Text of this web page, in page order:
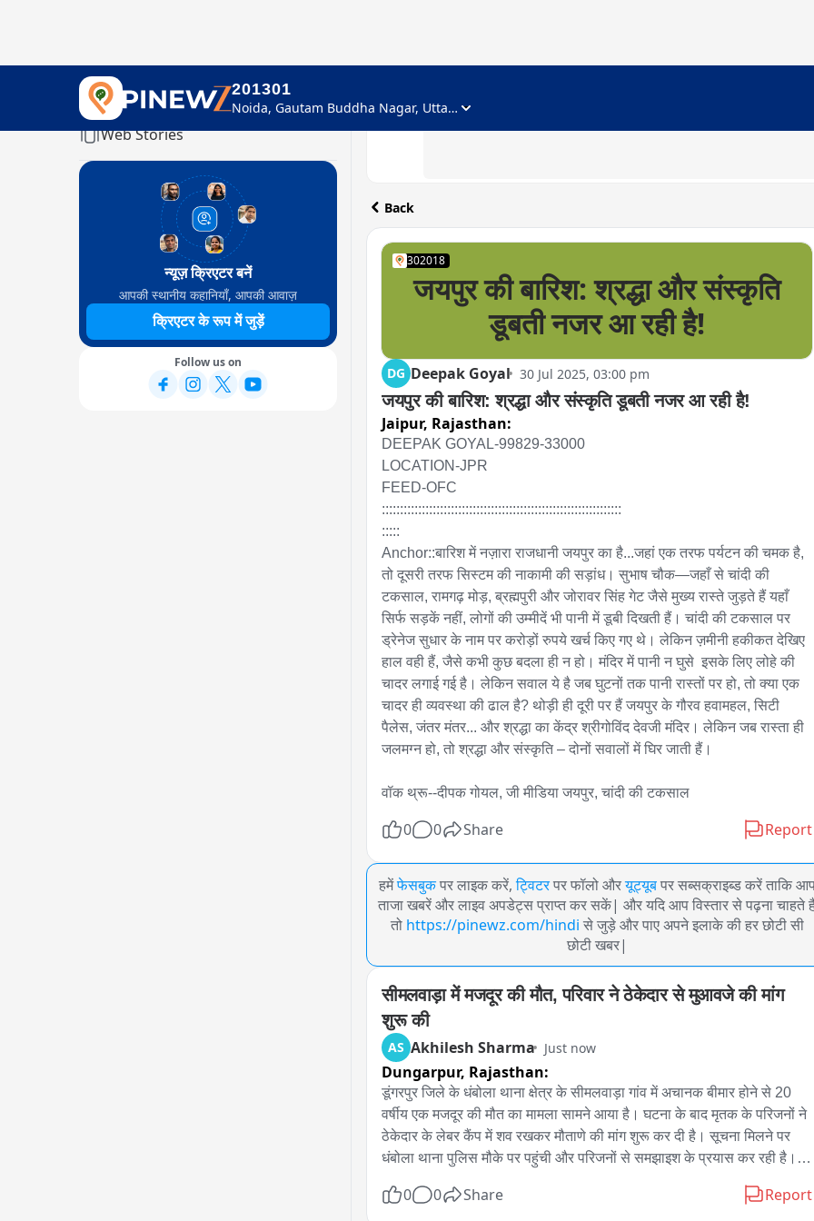
201301
Noida, Gautam Buddha Nagar, Uttar Pradesh
Home
Web Stories
न्यूज़ क्रिएटर बनें
आपकी स्थानीय कहानियाँ, आपकी आवाज़
क्रिएटर के रूप में जुड़ें
Follow us on
Back
302018
जयपुर की बारिश: श्रद्धा और संस्कृति
डूबती नजर आ रही है!
DG Deepak Goyal 30 Jul 2025, 03:00 pm
जयपुर की बारिश: श्रद्धा और संस्कृति डूबती नजर आ रही है!
Jaipur, Rajasthan:
DEEPAK GOYAL-99829-33000
LOCATION-JPR
FEED-OFC
::::::::::::::::::::::::::::::::::::::::::::::::::::::::::::::::::
:::::
Anchor::बारिश में नज़ारा राजधानी जयपुर का है...जहां एक तरफ पर्यटन की चमक है,
तो दूसरी तरफ सिस्टम की नाकामी की सड़ांध। सुभाष चौक—जहाँ से चांदी की
टकसाल, रामगढ़ मोड़, ब्रह्मपुरी और जोरावर सिंह गेट जैसे मुख्य रास्ते जुड़ते हैं यहाँ
सिर्फ सड़कें नहीं, लोगों की उम्मीदें भी पानी में डूबी दिखती हैं। चांदी की टकसाल पर
ड्रेनेज सुधार के नाम पर करोड़ों रुपये खर्च किए गए थे। लेकिन ज़मीनी हकीकत देखिए
हाल वही हैं, जैसे कभी कुछ बदला ही न हो। मंदिर में पानी न घुसे  इसके लिए लोहे की
चादर लगाई गई है। लेकिन सवाल ये है जब घुटनों तक पानी रास्तों पर हो, तो क्या एक
चादर ही व्यवस्था की ढाल है? थोड़ी ही दूरी पर हैं जयपुर के गौरव हवामहल, सिटी
पैलेस, जंतर मंतर... और श्रद्धा का केंद्र श्रीगोविंद देवजी मंदिर। लेकिन जब रास्ता ही
जलमग्न हो, तो श्रद्धा और संस्कृति – दोनों सवालों में घिर जाती हैं।
वॉक थ्रू--दीपक गोयल, जी मीडिया जयपुर, चांदी की टकसाल
0 0 Share Report
हमेंफेसबुक पर लाइक करें, ट्विटर पर फॉलो औरयूट्यूब पर सब्सक्राइब्ड करें ताकि
ताजा खबरें और लाइव अपडेट्स प्राप्त कर सकें| और यदि आप विस्तार से पढ़ना चाहते
तो https://pinewz.com/hindi से जुड़े और पाए अपने इलाके की हर छोटी सी
छोटी खबर|
सीमलवाड़ा में मजदूर की मौत, परिवार ने ठेकेदार से मुआवजे की मांग
शुरू की
AS Akhilesh Sharma Just now
Dungarpur, Rajasthan:
डूंगरपुर जिले के धंबोला थाना क्षेत्र के सीमलवाड़ा गांव में अचानक बीमार होने से 20
वर्षीय एक मजदूर की मौत का मामला सामने आया है। घटना के बाद मृतक के परिजनों ने
ठेकेदार के लेबर कैंप में शव रखकर मौताणे की मांग शुरू कर दी है। सूचना मिलने पर
धंबोला थाना पुलिस मौके पर पहुंची और परिजनों से समझाइश के प्रयास कर रही है।
एक ठेकेदार के अधीन मजदूरी का काम करता था। काम के दौरान कांतिलाल की
0 0 Share Report